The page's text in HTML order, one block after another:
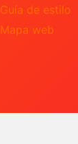
Guía de estilo
Mapa web